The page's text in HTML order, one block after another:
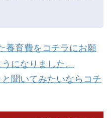
養育費をコチラにお願
になりました。
聞いてみたいならコチ